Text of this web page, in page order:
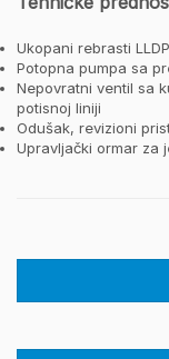
Ukopani rebrasti
Potopna pumpa sa
Nepovratni ventil sa
potisnoj liniji
Odušak, revizioni
Upravljački ormar za